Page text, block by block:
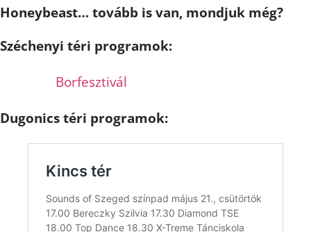
Honeybeast… tovább is van, mondjuk még?
Széchenyi téri programok:
Borfesztivál
Dugonics téri programok: